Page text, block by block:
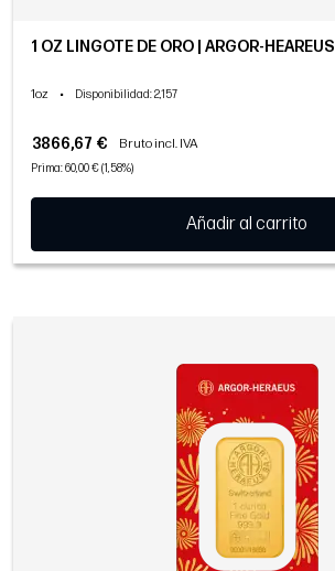
1 OZ LINGOTE DE ORO | ARGOR-HEAREUS
1oz • Disponibilidad: 2,157
3866,67 € Bruto incl. IVA
Prima: 60,00 € (1,58%)
Añadir al carrito